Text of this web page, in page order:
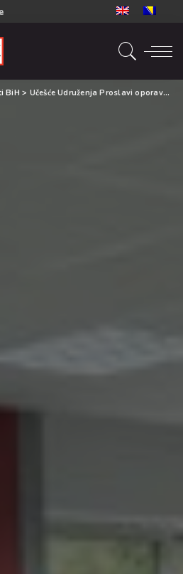
cilj BiH/CG
cilj SRB
ENG
cilj 2
BiH > Učešće Udruženja Proslavi oporavak na 6. Simpoziju alkohologa i stručnjaka za druge ovisnosti